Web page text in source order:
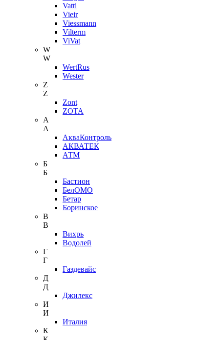
Vatti
Vieir
Viessmann
Vilterm
ViVat
W
W
WertRus
Wester
Z
Z
Zont
ZOTA
А
А
АкваКонтроль
АКВАТЕК
АТМ
Б
Б
Бастион
БелОМО
Бетар
Боринское
В
В
Вихрь
Водолей
Г
Г
Газдевайс
Д
Д
Джилекс
И
И
Италия
К